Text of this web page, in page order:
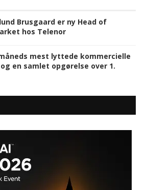
Brusgaard er ny Head of
hos Telenor
mest lyttede kommercielle
en samlet opgørelse over 1.